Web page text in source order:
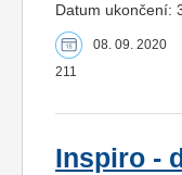
Datum ukončení:
08. 09. 2020
211
Inspiro -